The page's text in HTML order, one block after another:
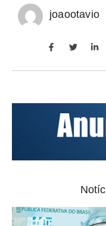
joaootavio